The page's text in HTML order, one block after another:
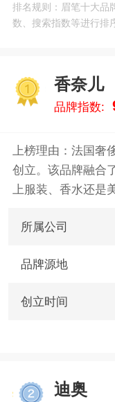
肌肤之钥/CPB、资
堂/Shiseido、ABH/
秀、魅可/MAC 。
真实的数据告诉您
排名规则：眉笔十大品
数、搜索指数等进行排
香奈儿
品牌指数:
上榜理由：法国奢
创立。该品牌融合
上服装、香水还是
格，如今年营业额
所属公司
品牌源地
创立时间
迪奥